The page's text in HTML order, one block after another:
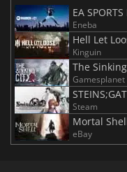
EA
Eneba
Hell Let
Kinguin
The
Gamesplanet
Steam
Mortal
eBay